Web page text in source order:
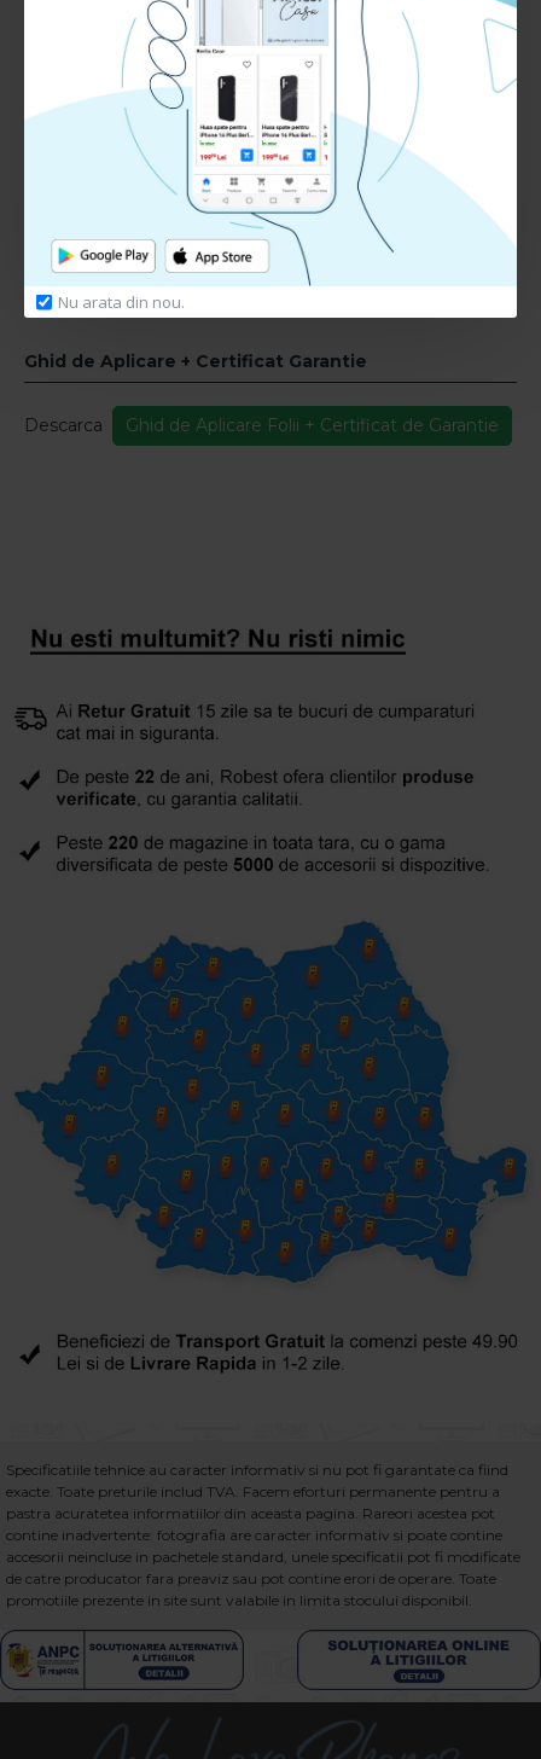
Nu arata din nou.
Tip aplicare: Fata
Material: TPU+Sticla+Adeziv
RECENZII CLIENTI:
Nu sunt recenzii la acest produs.
Adauga Recenzie
Te rugamautentifica-tesauinregistreaza un cont nou
pentru a putea lasa o recenzie
Ghid de Aplicare + Certificat Garantie
Descarca Ghid de Aplicare Folii + Certificat de Garantie
Specificatiile tehnice au caracter informativ si nu pot fi garantate ca fiind
exacte. Toate preturile includ TVA. Facem eforturi permanente pentru a
pastra acuratetea informatiilor din aceasta pagina. Rareori acestea pot
contine inadvertente: fotografia are caracter informativ si poate contine
accesorii neincluse in pachetele standard, unele specificatii pot fi modificate
de catre producator fara preaviz sau pot contine erori de operare. Toate
promotiile prezente in site sunt valabile in limita stocului disponibil.